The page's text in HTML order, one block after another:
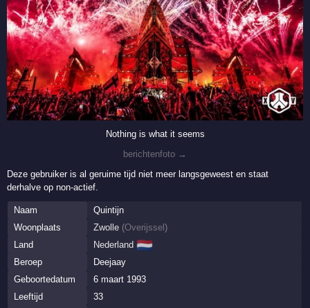
Nothing is what it seems
berichtenfoto →
Deze gebruiker is al geruime tijd niet meer langsgeweest en staat
derhalve op non-actief.
Naam
Quintijn
Woonplaats
Zwolle (Overijssel )
Land
Nederland 🇳🇱
Beroep
Deejaay
Geboortedatum
6 maart 1993
Leeftijd
33